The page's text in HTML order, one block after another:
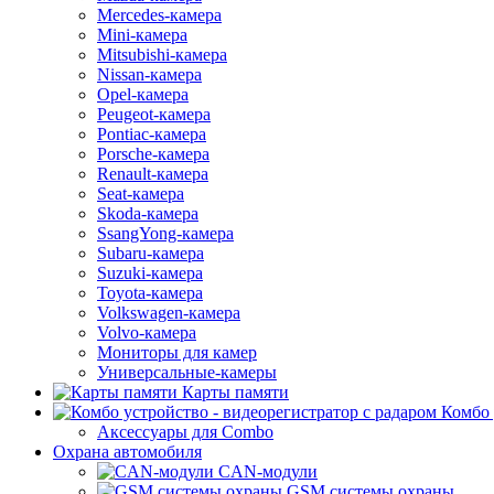
Mercedes-камера
Mini-камера
Mitsubishi-камера
Nissan-камера
Opel-камера
Peugeot-камера
Pontiac-камера
Porsche-камера
Renault-камера
Seat-камера
Skoda-камера
SsangYong-камера
Subaru-камера
Suzuki-камера
Toyota-камера
Volkswagen-камера
Volvo-камера
Мониторы для камер
Универсальные-камеры
Карты памяти
Комбо
Аксессуары для Combo
Охрана автомобиля
CAN-модули